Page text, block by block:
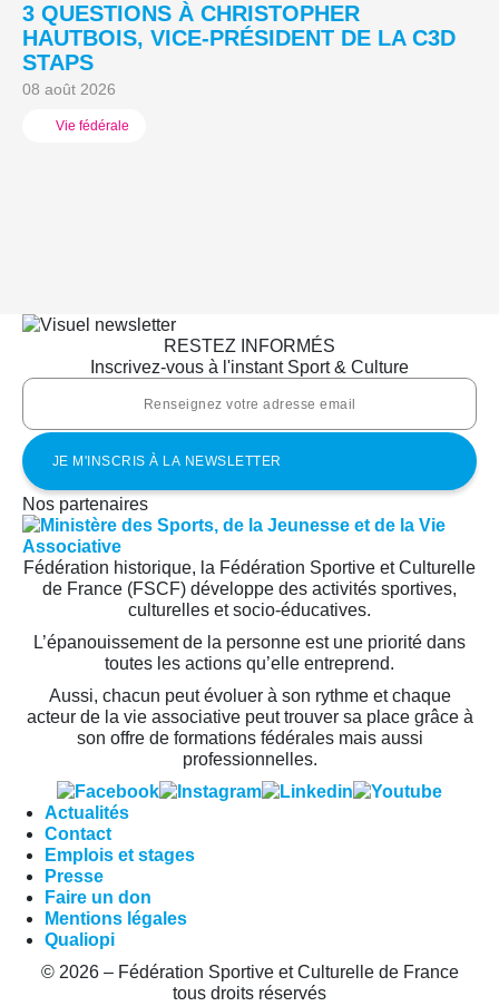
3 QUESTIONS À CHRISTOPHER
HAUTBOIS, VICE-PRÉSIDENT DE LA C3D
STAPS
08 août 2026
Vie fédérale
RESTEZ INFORMÉS
Inscrivez-vous à l'instant Sport & Culture
Nos partenaires
Fédération historique, la Fédération Sportive et Culturelle
de France (FSCF) développe des activités sportives,
culturelles et socio-éducatives.
L’épanouissement de la personne est une priorité dans
toutes les actions qu’elle entreprend.
Aussi, chacun peut évoluer à son rythme et chaque
acteur de la vie associative peut trouver sa place grâce à
son offre de formations fédérales mais aussi
professionnelles.
Actualités
Contact
Emplois et stages
Presse
Faire un don
Mentions légales
Qualiopi
© 2026 – Fédération Sportive et Culturelle de France
tous droits réservés